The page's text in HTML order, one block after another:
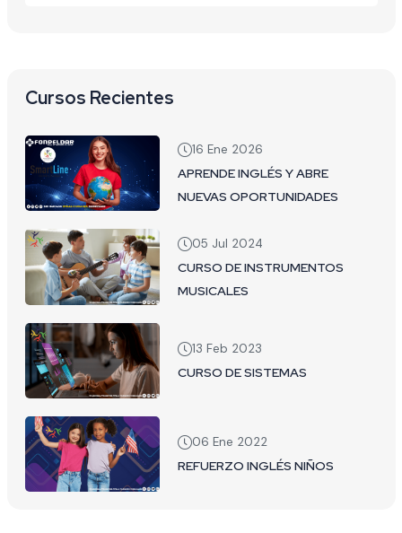
Cursos Recientes
16 Ene 2026
APRENDE INGLÉS Y ABRE
NUEVAS OPORTUNIDADES
05 Jul 2024
CURSO DE INSTRUMENTOS
MUSICALES
13 Feb 2023
CURSO DE SISTEMAS
06 Ene 2022
REFUERZO INGLÉS NIÑOS